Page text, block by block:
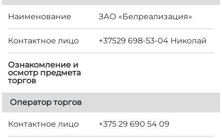
Наименование ЗАО «Белреализация»
Контактное лицо +37529 698-53-04 Николай
Ознакомление и
осмотр предмета
торгов
Оператор торгов
Контактное лицо +375 29 690 54 09